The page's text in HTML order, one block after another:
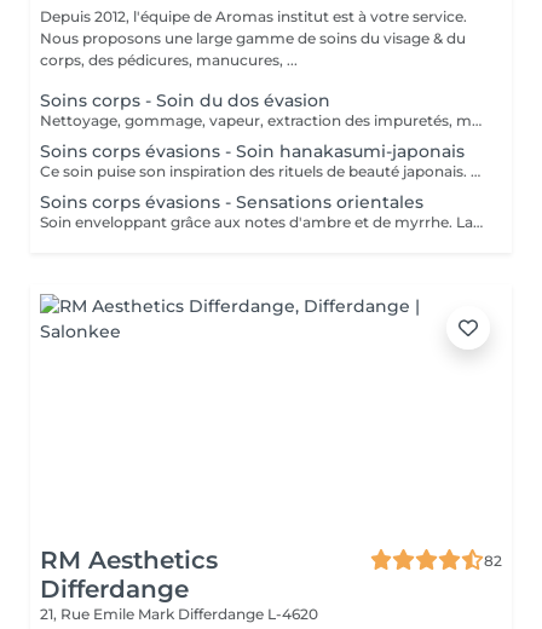
Depuis 2012, l'équipe de Aromas institut est à votre service.
Nous proposons une large gamme de soins du visage & du
corps, des pédicures, manucures, ...
Soins corps - Soin du dos évasion
Nettoyage, gommage, vapeur, extraction des impuretés, massage délassant, masque. Nous vous prions de bien vouloir respecter votre rendez-vous. En prenant rendez-vous, vous occupez une place, dont une autre personne aurait éventuellement besoin. Tout rendez-vous non annulé 24h en avance, est susceptible d'être facturé. (Si vous ne pouvez pas vous présenter à votre RDV, proposez-le éventuellement à un proche ou à un ami) Toute l'équipe de Aromas Institut vous remercie pour votre respect et votre compréhension.
Soins corps évasions - Soin hanakasumi-japonais
Ce soin puise son inspiration des rituels de beauté japonais. Gommage aux gants exfoliants, massage corps au beurre de karité chaud (lotus/cerisier), Massage pieds aux techniques issues de la réflexologie plantaire. Ce soin est une ôde au bien-être. Nous vous prions de bien vouloir respecter votre rendez-vous. En prenant rendez-vous, vous occupez une place, dont une autre personne aurait éventuellement besoin. Tout rendez-vous non annulé 24h en avance, est susceptible d'être facturé. (Si vous ne pouvez pas vous présenter à votre RDV, proposez-le éventuellement à un proche ou à un ami) Toute l'équipe de Aromas Institut vous remercie pour votre respect et votre compréhension.
Soins corps évasions - Sensations orientales
Soin enveloppant grâce aux notes d'ambre et de myrrhe. Laissez ce soin vous faire voyager dans un autre monde. Ce protocole exceptionnel puisé dans les rituels ancestraux d'orient vous fera passer un moment d'évasion intense. Un sirop pour préparer le corps au gommage, une pierre MEKA qui permet de laisser la peau lisse et douce puis un modelage pour nourrir et sublimer la peau dans un moment de pure détente. Nous vous prions de bien vouloir respecter votre rendez-vous. En prenant rendez-vous, vous occupez une place, dont une autre personne aurait éventuellement besoin. Tout rendez-vous non annulé 24h en avance, est susceptible d'être facturé. (Si vous ne pouvez pas vous présenter à votre RDV, proposez-le éventuellement à un proche ou à un ami) Toute l'équipe de Aromas Institut vous remercie pour votre respect et votre compréhension.
RM Aesthetics
Differdange
82
21, Rue Emile Mark Differdange L-4620